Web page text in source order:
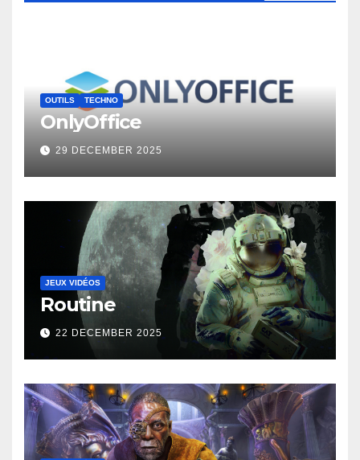
OUTILS TECHNO
OnlyOffice
29 DECEMBER 2025
JEUX VIDÉOS
Routine
22 DECEMBER 2025